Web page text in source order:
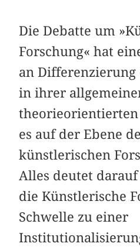
Die Debatte um
Forschung« hat
an Differenzierung
in ihrer
theorieorientierten
es auf der Ebene
künstlerischen
Alles deutet darauf
die Künstlerische
Schwelle zu einer